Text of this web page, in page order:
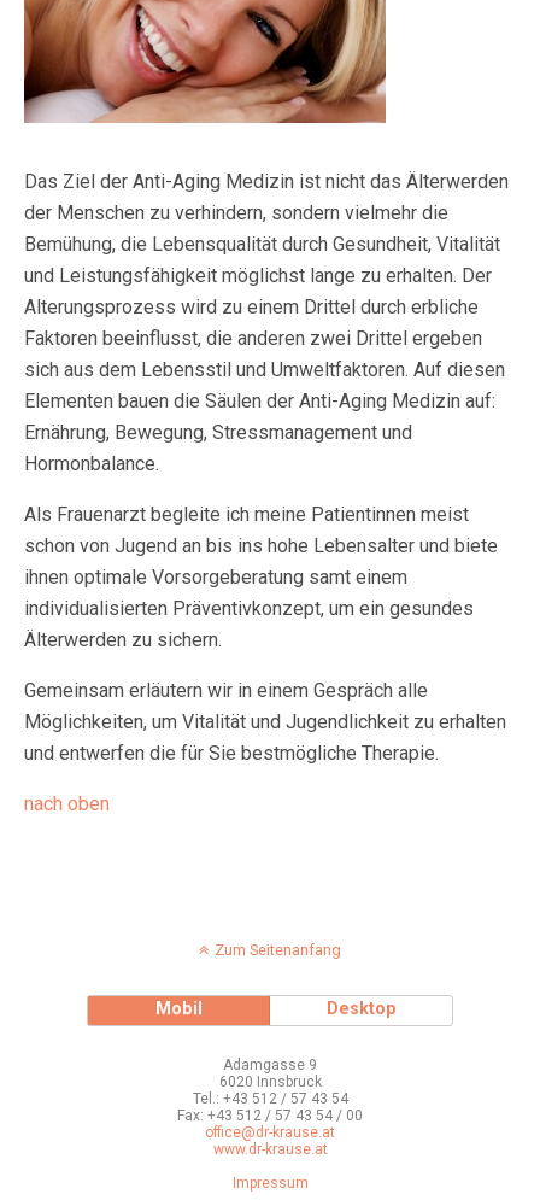
Das Ziel der Anti-Aging Medizin ist nicht das Älterwerden
der Menschen zu verhindern, sondern vielmehr die
Bemühung, die Lebensqualität durch Gesundheit, Vitalität
und Leistungsfähigkeit möglichst lange zu erhalten. Der
Alterungsprozess wird zu einem Drittel durch erbliche
Faktoren beeinflusst, die anderen zwei Drittel ergeben
sich aus dem Lebensstil und Umweltfaktoren. Auf diesen
Elementen bauen die Säulen der Anti-Aging Medizin auf:
Ernährung, Bewegung, Stressmanagement und
Hormonbalance.
Als Frauenarzt begleite ich meine Patientinnen meist
schon von Jugend an bis ins hohe Lebensalter und biete
ihnen optimale Vorsorgeberatung samt einem
individualisierten Präventivkonzept, um ein gesundes
Älterwerden zu sichern.
Gemeinsam erläutern wir in einem Gespräch alle
Möglichkeiten, um Vitalität und Jugendlichkeit zu erhalten
und entwerfen die für Sie bestmögliche Therapie.
nach oben
Zum Seitenanfang
Mobil Desktop
Adamgasse 9
6020 Innsbruck
Tel.: +43 512 / 57 43 54
Fax: +43 512 / 57 43 54 / 00
office@dr-krause.at
www.dr-krause.at
Impressum